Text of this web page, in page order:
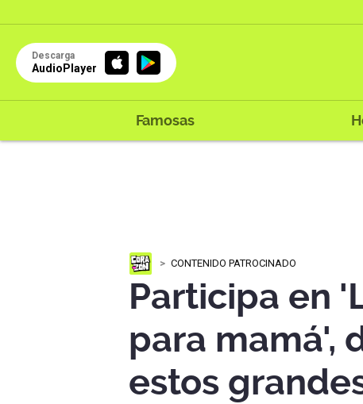
Descarga
AudioPlayer
Famosas
CONTENIDO PATROCINADO
Participa en
para mamá',
estos